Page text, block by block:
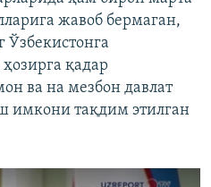
жавоб бермаган,
қадар
ва на мезбон давлат
имкони тақдим этилган